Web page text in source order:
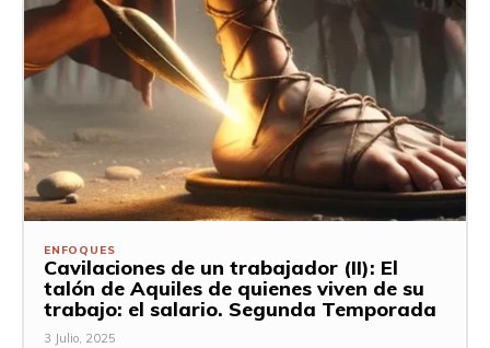
ENFOQUES
Cavilaciones de un trabajador (II): El
talón de Aquiles de quienes viven de su
trabajo: el salario. Segunda Temporada
3 Julio, 2025